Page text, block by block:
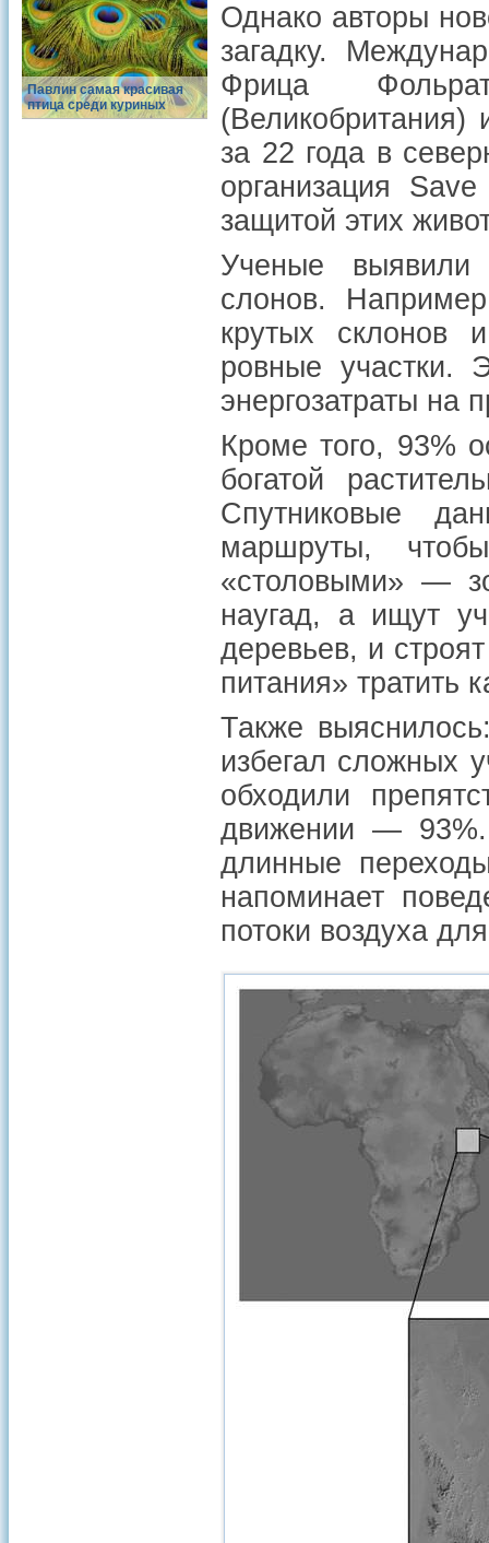
Павлин самая красивая
птица среди куриных
Однако авторы
загадку.
Фрица
за 22 года в
организация
защитой этих
Ученые выявили
слонов.
крутых склонов
ровные участки.
энергозатраты на
Кроме того, 93%
богатой
Спутниковые
маршруты,
«столовыми» —
наугад, а ищут
деревьев, и
питания» тратить
Также
избегал сложных
обходили
движении — 93%.
длинные
напоминает
потоки воздуха